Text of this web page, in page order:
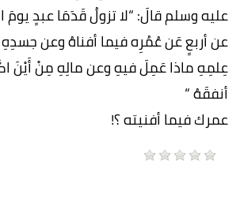
عليه وسلم قالَ: “لا تزولُ قَدَمَا عبدٍ
عن أربعٍ عَن عُمُرِه فيما أفناهُ وعن جسدِهِ
عِلمِهِ ماذا عَمِلَ فيهِ وعن مالِهِ مِنْ أَيْنَ
أنفقَهُ “
عمرك فيما أفنيته ؟!